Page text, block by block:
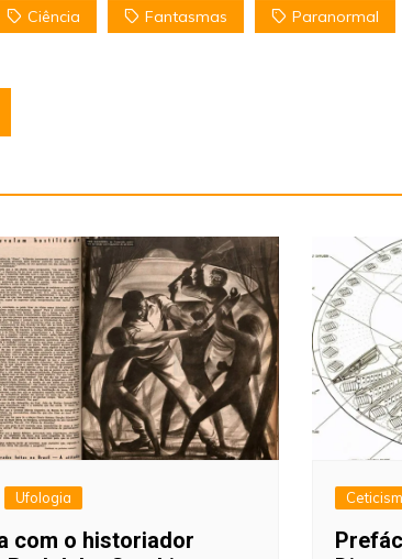
Ciência Fantasmas Paranormal
Ufologia
com o historiador